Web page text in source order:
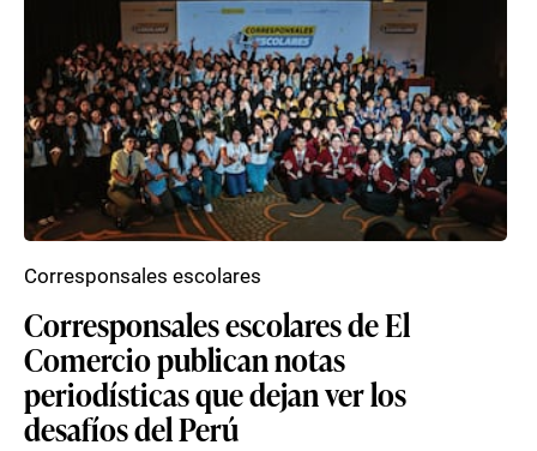
Corresponsales escolares de El
Comercio publican notas
periodísticas que dejan ver los
desafíos del Perú
Corresponsales escolares